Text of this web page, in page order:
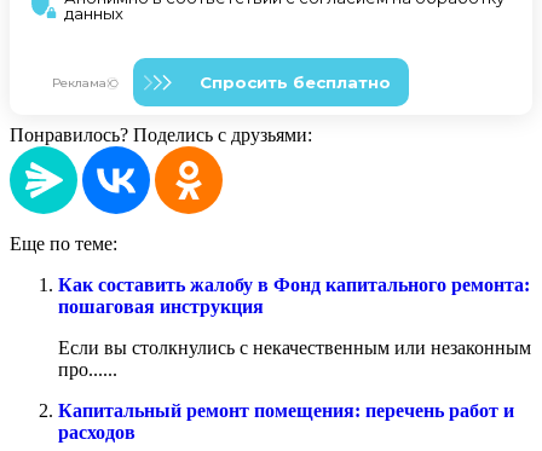
Понравилось? Поделись с друзьями:
Еще по теме:
Как составить жалобу в Фонд капитального ремонта:
пошаговая инструкция
Если вы столкнулись с некачественным или незаконным
про......
Капитальный ремонт помещения: перечень работ и
расходов